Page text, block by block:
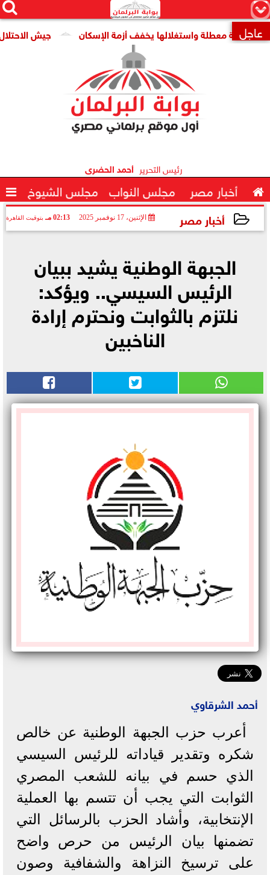
×


 عاجل جيش الاحتلال: مقتل جنديين معطلة واستغلالها يخفف أزمة الإسكان
رئيس التحرير أحمد الحضرى
 أخبار مصر مجلس النواب مجلس الشيوخ 
أخبار مصر الإثنين، 17 نوفمبر 2025 02:13 مـ بتوقيت القاهرة
الجبهة الوطنية يشيد ببيان
الرئيس السيسي.. ويؤكد:
نلتزم بالثوابت ونحترم إرادة
الناخبين
أحمد الشرقاوي
أعرب حزب الجبهة الوطنية عن خالص
شكره وتقدير قياداته للرئيس السيسي
الذي حسم في بيانه للشعب المصري
الثوابت التي يجب أن تتسم بها العملية
الإنتخابية، وأشاد الحزب بالرسائل التي
تضمنها بيان الرئيس من حرص واضح
على ترسيخ النزاهة والشفافية وصون